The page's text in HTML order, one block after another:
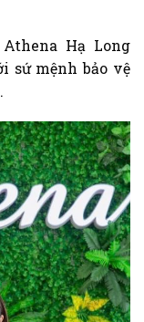
Hạ Long
sứ mệnh bảo vệ